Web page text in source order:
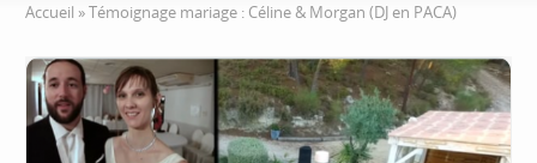
Accueil »Témoignage mariage : Céline & Morgan (DJ en PACA)